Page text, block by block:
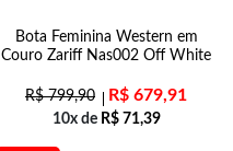
Bota Feminina Western em
Couro Zariff Nas002 Off White
R$799,90 R$ 679,91
10x de R$71,39